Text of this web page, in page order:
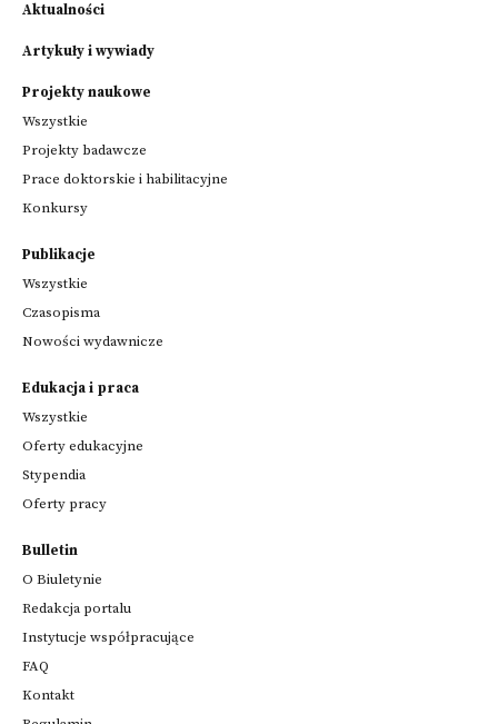
Aktualności
Artykuły i wywiady
Projekty naukowe
Wszystkie
Projekty badawcze
Prace doktorskie i habilitacyjne
Konkursy
Publikacje
Wszystkie
Czasopisma
Nowości wydawnicze
Edukacja i praca
Wszystkie
Oferty edukacyjne
Stypendia
Oferty pracy
Bulletin
O Biuletynie
Redakcja portalu
Instytucje współpracujące
FAQ
Kontakt